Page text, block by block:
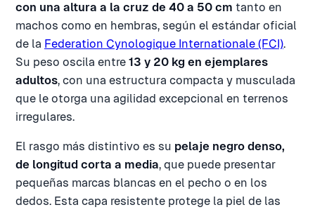
con una altura a la cruz de 40 a 50 cm tanto en
machos como en hembras, según el estándar oficial
de la Federation Cynologique Internationale (FCI).
Su peso oscila entre 13 y 20 kg en ejemplares
adultos, con una estructura compacta y musculada
que le otorga una agilidad excepcional en terrenos
irregulares.
El rasgo más distintivo es su pelaje negro denso,
de longitud corta a media, que puede presentar
pequeñas marcas blancas en el pecho o en los
dedos. Esta capa resistente protege la piel de las